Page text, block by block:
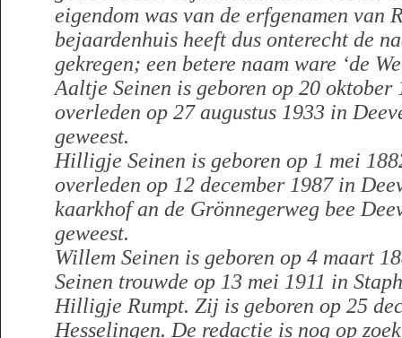
eigendom was van de erfgenamen van
bejaardenhuis heeft dus onterecht de
gekregen; een betere naam ware ‘de
Aaltje Seinen is geboren op 20 oktober
overleden op 27 augustus 1933 in
geweest.
Hilligje Seinen is geboren op 1 mei
overleden op 12 december 1987 in
kaarkhof an de Grönnegerweg bee
geweest.
Willem Seinen is geboren op 4 maart
Seinen trouwde op 13 mei 1911 in
Hilligje Rumpt. Zij is geboren op 25
Hesselingen. De redactie is nog op